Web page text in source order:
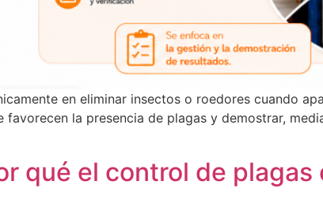
en eliminar insectos o roedores cuando
la presencia de plagas y demostrar,
qué el control de plagas